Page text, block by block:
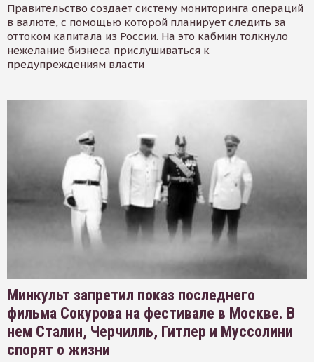
Правительство создает систему мониторинга операций
в валюте, с помощью которой планирует следить за
оттоком капитала из России. На это кабмин толкнуло
нежелание бизнеса прислушиваться к
предупреждениям власти
Минкульт запретил показ последнего
фильма Сокурова на фестивале в Москве. В
нем Сталин, Черчилль, Гитлер и Муссолини
спорят о жизни